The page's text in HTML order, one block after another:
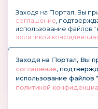
Заходя на Портал, Вы
соглашение ,
использование файлов
политикой
Заходя на Портал, Вы
соглашение,
использование файлов
политикой